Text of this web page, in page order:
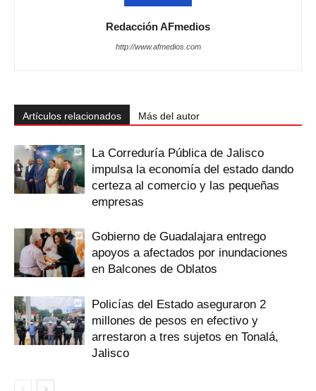
Redacción AFmedios
http://www.afmedios.com
Artículos relacionados Más del autor
La Correduría Pública de Jalisco
impulsa la economía del estado dando
certeza al comercio y las pequeñas
empresas
Gobierno de Guadalajara entrego
apoyos a afectados por inundaciones
en Balcones de Oblatos
Policías del Estado aseguraron 2
millones de pesos en efectivo y
arrestaron a tres sujetos en Tonalá,
Jalisco